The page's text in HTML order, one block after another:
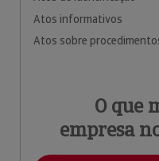
Atos informativos
Atos sobre
O que
empresa